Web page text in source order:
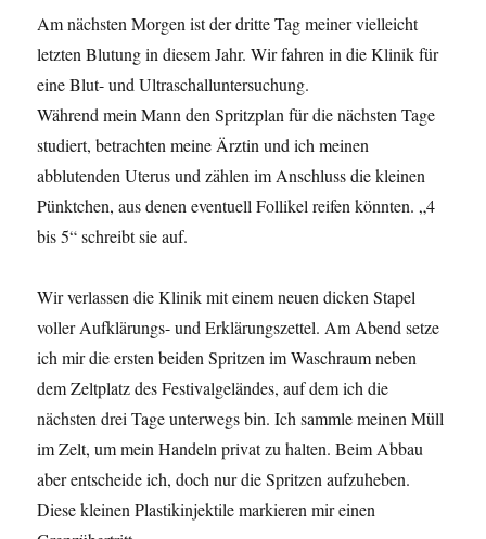
Am nächsten Morgen ist der dritte Tag meiner vielleicht
letzten Blutung in diesem Jahr. Wir fahren in die Klinik für
eine Blut- und Ultraschalluntersuchung.
Während mein Mann den Spritzplan für die nächsten Tage
studiert, betrachten meine Ärztin und ich meinen
abblutenden Uterus und zählen im Anschluss die kleinen
Pünktchen, aus denen eventuell Follikel reifen könnten. „4
bis 5“ schreibt sie auf.
Wir verlassen die Klinik mit einem neuen dicken Stapel
voller Aufklärungs- und Erklärungszettel. Am Abend setze
ich mir die ersten beiden Spritzen im Waschraum neben
dem Zeltplatz des Festivalgeländes, auf dem ich die
nächsten drei Tage unterwegs bin. Ich sammle meinen Müll
im Zelt, um mein Handeln privat zu halten. Beim Abbau
aber entscheide ich, doch nur die Spritzen aufzuheben.
Diese kleinen Plastikinjektile markieren mir einen